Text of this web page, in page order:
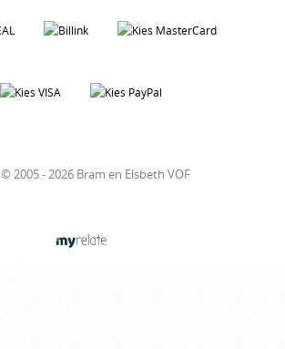
© 2005 - 2026 Bram en Elsbeth VOF